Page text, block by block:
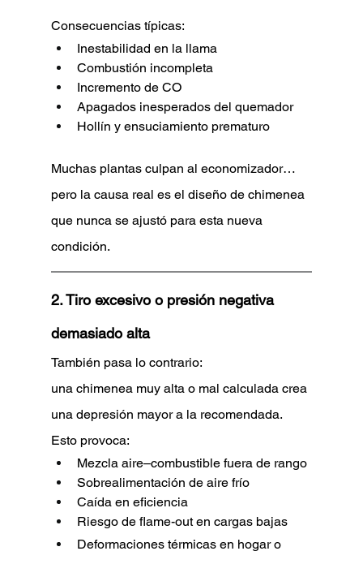
Consecuencias típicas:
Inestabilidad en la llama
Combustión incompleta
Incremento de CO
Apagados inesperados del quemador
Hollín y ensuciamiento prematuro
Muchas plantas culpan al economizador…
pero la causa real es el diseño de chimenea
que nunca se ajustó para esta nueva
condición.
2. Tiro excesivo o presión negativa
demasiado alta
También pasa lo contrario:
una chimenea muy alta o mal calculada crea
una depresión mayor a la recomendada.
Esto provoca:
Mezcla aire–combustible fuera de rango
Sobrealimentación de aire frío
Caída en eficiencia
Riesgo de flame-out en cargas bajas
Deformaciones térmicas en hogar o